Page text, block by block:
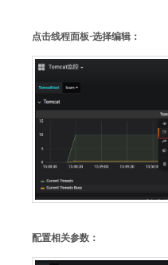
点击线程面板-选择编辑：
配置相关参数：